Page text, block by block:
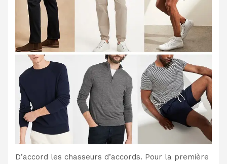
D’accord les chasseurs d’accords. Pour la première